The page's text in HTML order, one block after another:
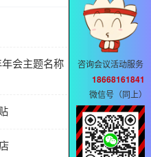
会主题名称
咨询会议活动服务
18668161841
微信号（同上）